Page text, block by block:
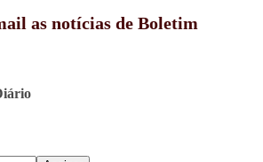
as notícias de Boletim